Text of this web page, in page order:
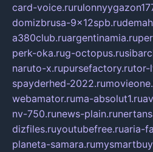
card-voice.ru
domizbrusa-9x12spb.ru
a380club.ruargentinamia.ru
perk-oka.rug-octopus.ru
naruto-x.rupursefactory.rutor-
spayderhed-2022.ru
webamator.ruma-absolut1.ru
nv-750.runews-plain.ru
dizfiles.ruyoutubefree.ruaria-
planeta-samara.ru